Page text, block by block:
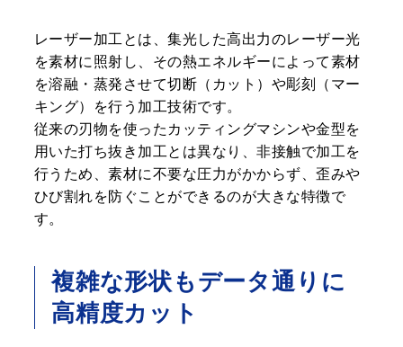
レーザー加工とは、集光した高出力のレーザー光
を素材に照射し、その熱エネルギーによって素材
を溶融・蒸発させて切断（カット）や彫刻（マー
キング）を行う加工技術です。
従来の刃物を使ったカッティングマシンや金型を
用いた打ち抜き加工とは異なり、非接触で加工を
行うため、素材に不要な圧力がかからず、歪みや
ひび割れを防ぐことができるのが大きな特徴で
す。
複雑な形状もデータ通りに
高精度カット